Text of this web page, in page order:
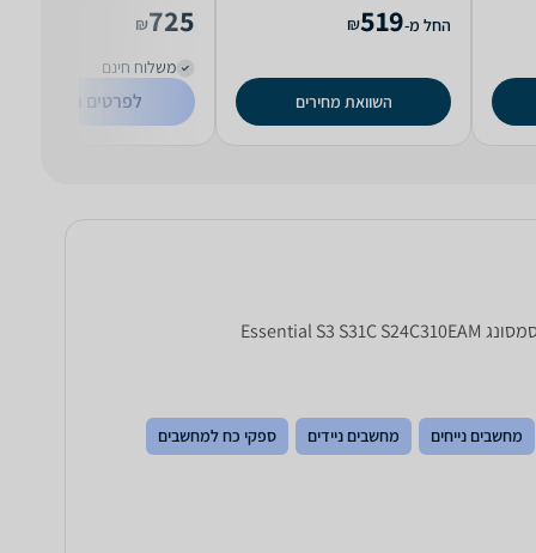
החל מ-519
₪
השוואת מחירים
725
₪
משלוח חינם
לפרטים נוספים
מחשבים נייחים מחשבים ניידים ספקי כח למחשבים